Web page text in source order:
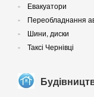
Евакуатори
Переобладнання
Шини, диски
Таксі Чернівці